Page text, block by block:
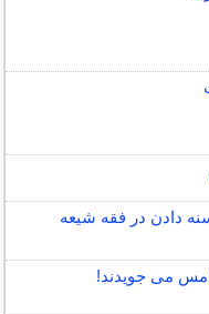
دادن در فقه شیعه
می جویدند!